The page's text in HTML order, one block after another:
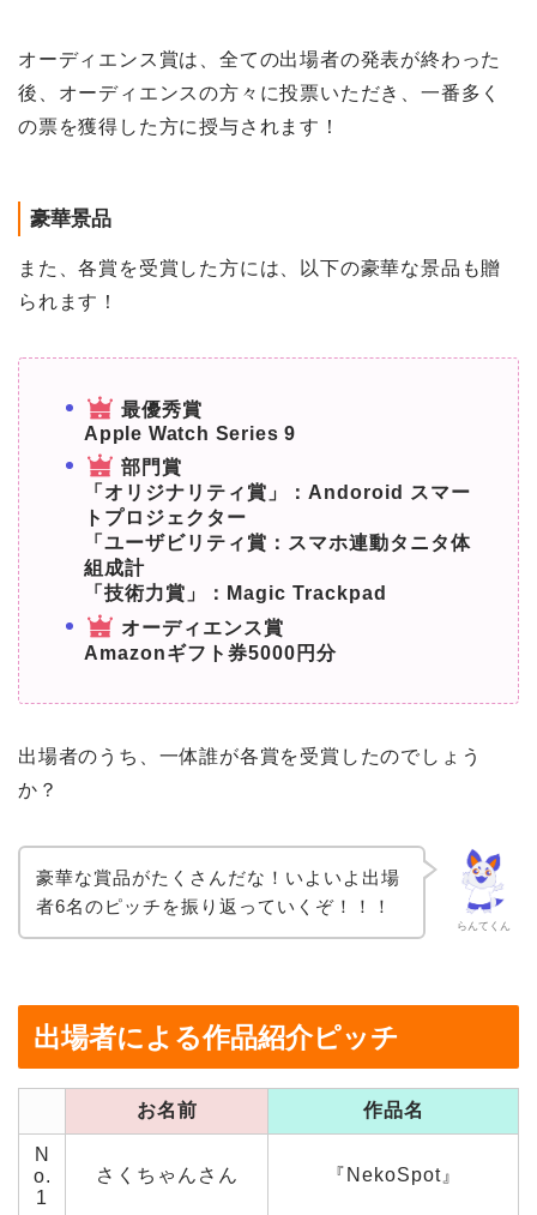
オーディエンス賞は、全ての出場者の発表が終わった
後、オーディエンスの方々に投票いただき、一番多く
の票を獲得した方に授与されます！
豪華景品
また、各賞を受賞した方には、以下の豪華な景品も贈
られます！
最優秀賞
Apple Watch Series 9
部門賞
「オリジナリティ賞」：Andoroid スマー
トプロジェクター
「ユーザビリティ賞：スマホ連動タニタ体
組成計
「技術力賞」：Magic Trackpad
オーディエンス賞
Amazonギフト券5000円分
出場者のうち、一体誰が各賞を受賞したのでしょう
か？
らんてくん
豪華な賞品がたくさんだな！いよいよ出場
者6名のピッチを振り返っていくぞ！！！
出場者による作品紹介ピッチ
お名前 作品名
N
o.
1
さくちゃんさん 『NekoSpot』